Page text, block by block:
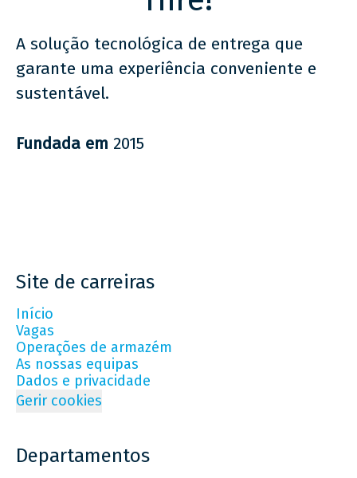
A solução tecnológica de entrega que
garante uma experiência conveniente e
sustentável.
Fundada em 2015
Site de carreiras
Início
Vagas
Operações de armazém
As nossas equipas
Dados e privacidade
Gerir cookies
Departamentos